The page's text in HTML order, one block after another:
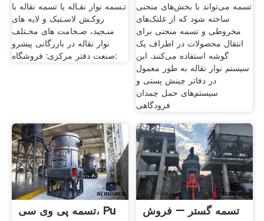
تـسمه نوار نقـاله یا تسمه نقاله با
روکـش لاسـتیک و لایه های
منـجید، ضـخامت های مخـتلف
نوار نقاله در بازرگانی پیشرو
صنعت دفتر مرکزی: فروشگاه:
تسمه می‌تواند با بخش‌های منحنی
ساخته شود که از غلتک‌های
مخروطی و تسمه منحنی برای
انتقال محصولات در اطراف یک
گوشه استفاده می‌کنند. این
سیستم نوار نقاله به طور معمول
در دفاتر چینش پستی و
سیستم‌های حمل چمدان
فرودگاهی
تسمه پی وی سی، Pu
تسمه گستر – فروش